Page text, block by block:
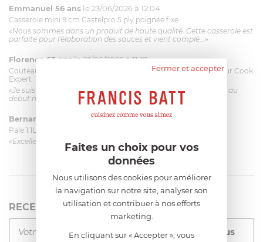
Emmanuel 56 ans le 23/06/2026 à 12:04
Casserole mini 9 cm Castelpro 5 ply poignée fixe
«Nous sommes dans un produit de haute qualité. Cette casserole est
parfaite pour l'élaboration des sauces et vient complé...»
Florence 63 ansle 23/06/2026 à 11:17
Couteau complet avec lame, joint & écrou pour le robot cuiseur Cook
Expert
«Je suis satisfaite du couteau Magimix. L'écrou est un peu dur au
début mais ça le fait. La livraison a été très rapide. ...»
Bernard le 23/06/2026 à 09:43
Pale 1.1L pour Glacier Magimix 11031/121/123/124
«Excellent: produit et livraison»
RECEVEZ LA NEWSLETTER
Fermer et accepter
Faites un choix pour vos
données
Nous utilisons des cookies pour améliorer
la navigation sur notre site, analyser son
utilisation et contribuer à nos efforts
marketing.
En cliquant sur « Accepter », vous